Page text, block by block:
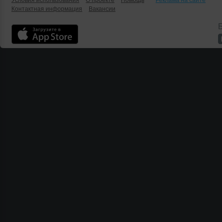
Контактная информация
Вакансии